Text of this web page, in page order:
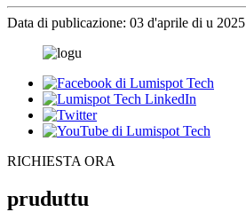
Data di publicazione: 03 d'aprile di u 2025
RICHIESTA ORA
pruduttu